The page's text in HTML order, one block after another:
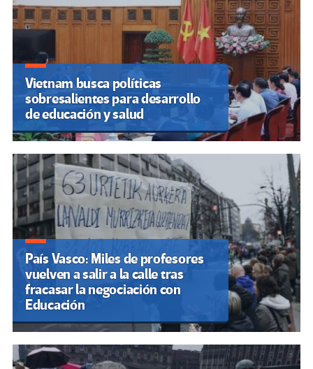
Vietnam busca políticas
sobresalientes para desarrollo
de educación y salud
País Vasco: Miles de profesores
vuelven a salir a la calle tras
fracasar la negociación con
Educación